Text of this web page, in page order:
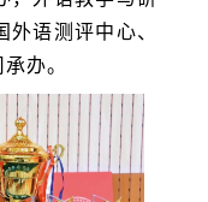
语测评中心、
办。